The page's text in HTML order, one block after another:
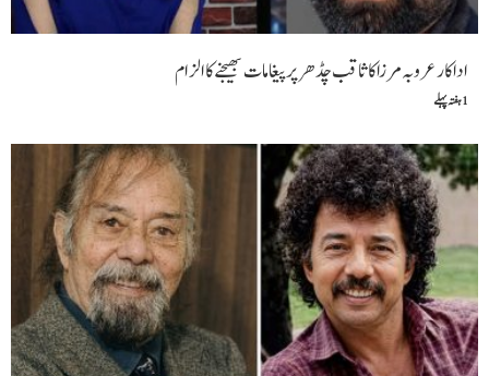
اداکار عروبہ مرزا کا ثاقب چڈھر پر پیغامات بھیجنے کا الزام
1 ہفتہ پہلے